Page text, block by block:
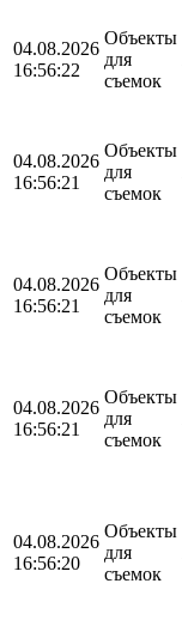
04.08.2026
16:56:22
Объекты
для
съемок
04.08.2026
16:56:21
Объекты
для
съемок
04.08.2026
16:56:21
Объекты
для
съемок
04.08.2026
16:56:21
Объекты
для
съемок
04.08.2026
16:56:20
Объекты
для
съемок